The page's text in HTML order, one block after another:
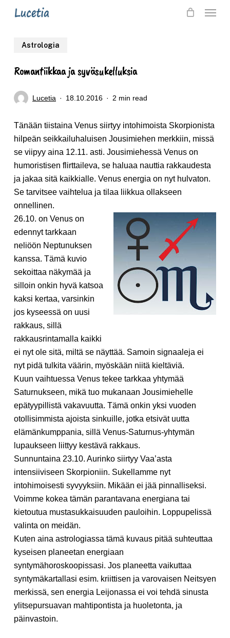
content
Menu
Astrologia
Romantiikkaa ja syväsukelluksia
Lucetia 18.10.2016 2 min read
Tänään tiistaina Venus siirtyy intohimoista Skorpionista
hilpeän seikkailuhaluisen Jousimiehen merkkiin, missä
se viipyy aina 12.11. asti. Jousimiehessä Venus on
humoristisen flirttaileva, se haluaa nauttia rakkaudesta
ja jakaa sitä kaikkialle. Venus energia on nyt hulvaton.
Se tarvitsee vaihtelua ja tilaa liikkua ollakseen
onnellinen.
26.10. on Venus on
edennyt tarkkaan
neliöön Neptunuksen
kanssa. Tämä kuvio
sekoittaa näkymää ja
silloin onkin hyvä katsoa
kaksi kertaa, varsinkin
jos kyseessä on uusi
rakkaus, sillä
rakkausrintamalla kaikki
ei nyt ole sitä, miltä se näyttää. Samoin signaaleja ei
nyt pidä tulkita väärin, myöskään niitä kieltäviä.
Kuun vaihtuessa Venus tekee tarkkaa yhtymää
Saturnukseen, mikä tuo mukanaan Jousimiehelle
epätyypillistä vakavuutta. Tämä onkin yksi vuoden
otollisimmista ajoista sinkuille, jotka etsivät uutta
elämänkumppania, sillä Venus-Saturnus-yhtymän
lupaukseen liittyy kestävä rakkaus.
Sunnuntaina 23.10. Aurinko siirtyy Vaa’asta
intensiiviseen Skorpioniin. Sukellamme nyt
intohimoisesti syvyyksiin. Mikään ei jää pinnalliseksi.
Voimme kokea tämän parantavana energiana tai
kietoutua mustasukkaisuuden pauloihin. Loppupelissä
valinta on meidän.
Kuten aina astrologiassa tämä kuvaus pitää suhteuttaa
kyseisen planeetan energiaan
syntymähoroskoopissasi. Jos planeetta vaikuttaa
syntymäkartallasi esim. kriittisen ja varovaisen Neitsyen
merkissä, sen energia Leijonassa ei voi tehdä sinusta
ylitsepursuavan mahtipontista ja huoletonta, ja
päinvastoin.